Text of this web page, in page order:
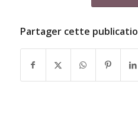
Partager cette